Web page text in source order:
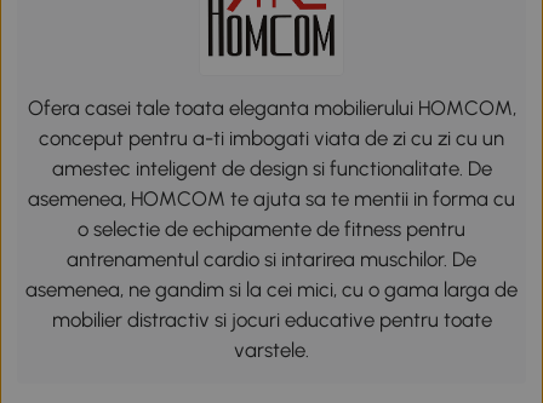
Ofera casei tale toata eleganta mobilierului HOMCOM,
conceput pentru a-ti imbogati viata de zi cu zi cu un
amestec inteligent de design si functionalitate. De
asemenea, HOMCOM te ajuta sa te mentii in forma cu
o selectie de echipamente de fitness pentru
antrenamentul cardio si intarirea muschilor. De
asemenea, ne gandim si la cei mici, cu o gama larga de
mobilier distractiv si jocuri educative pentru toate
varstele.